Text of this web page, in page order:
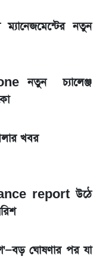
আবহাওয়া অফিস
মুনাফা ও
রবি, শুরু নতুন
বদলে গেল
নতুন
নতুন চ্যালেঞ্জ
খবর
report উঠে
ঘোষণার পর যা